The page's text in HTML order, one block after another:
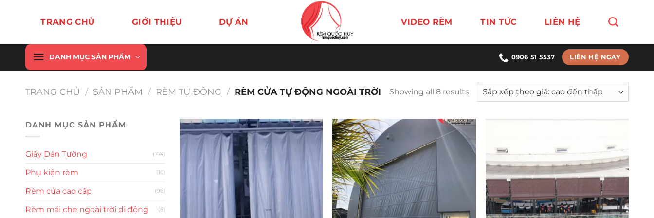
dung
TRANG CHỦ GIỚI THIỆU DỰ ÁN VIDEO RÈM TIN TỨC LIÊN HỆ
DANH MỤC SẢN PHẨM 0906 51 5537 LIÊN HỆ NGAY
TRANG CHỦ / SẢN PHẨM / RÈM TỰ ĐỘNG / RÈM CỬA TỰ ĐỘNG NGOÀI TRỜI Showing all 8 results
DANH MỤC SẢN PHẨM
Giấy Dán Tường (774)
Phụ kiện rèm (10)
Rèm cửa cao cấp (96)
Rèm mái che ngoài trời di động (8)